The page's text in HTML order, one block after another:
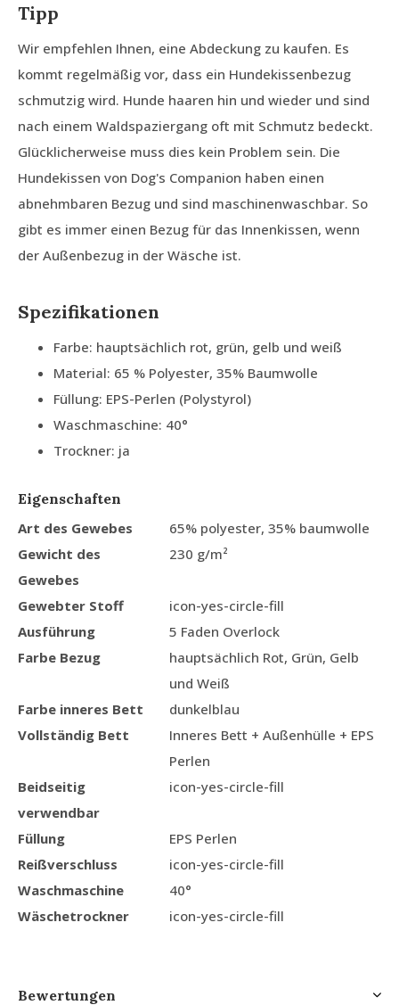
Tipp
Wir empfehlen Ihnen, eine Abdeckung zu kaufen. Es
kommt regelmäßig vor, dass ein Hundekissenbezug
schmutzig wird. Hunde haaren hin und wieder und sind
nach einem Waldspaziergang oft mit Schmutz bedeckt.
Glücklicherweise muss dies kein Problem sein. Die
Hundekissen von Dog's Companion haben einen
abnehmbaren Bezug und sind maschinenwaschbar. So
gibt es immer einen Bezug für das Innenkissen, wenn
der Außenbezug in der Wäsche ist.
Spezifikationen
Farbe: hauptsächlich rot, grün, gelb und weiß
Material: 65 % Polyester, 35% Baumwolle
Füllung: EPS-Perlen (Polystyrol)
Waschmaschine: 40°
Trockner: ja
Eigenschaften
Art des Gewebes
65% polyester, 35% baumwolle
Gewicht des
Gewebes
230 g/m²
Gewebter Stoff
icon-yes-circle-fill
Ausführung
5 Faden Overlock
Farbe Bezug
hauptsächlich Rot, Grün, Gelb
und Weiß
Farbe inneres Bett
dunkelblau
Vollständig Bett
Inneres Bett + Außenhülle + EPS
Perlen
Beidseitig
verwendbar
icon-yes-circle-fill
Füllung
EPS Perlen
Reißverschluss
icon-yes-circle-fill
Waschmaschine
40°
Wäschetrockner
icon-yes-circle-fill
Bewertungen